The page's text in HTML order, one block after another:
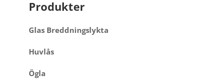
Produkter
Glas Breddningslykta
Huvlås
Ögla